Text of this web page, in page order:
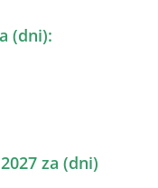
(dni):
za (dni)